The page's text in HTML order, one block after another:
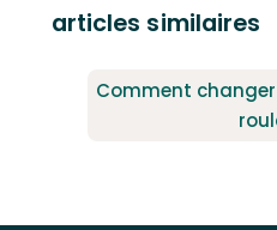
articles similaires
Comment